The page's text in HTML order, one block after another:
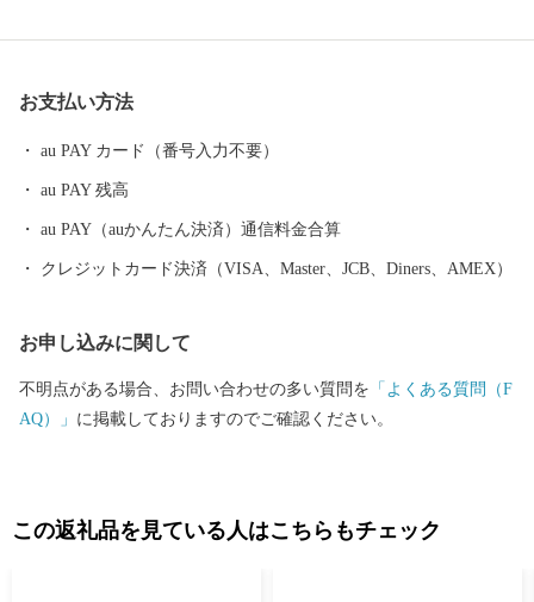
の優れた技術が多く伝えられています。さらに、岩手県内唯一の
花巻空港があり、東北新幹線新花巻駅や東北自動車道、東北横断
網の結節点という極めて恵まれた拠点性を有しています。
お支払い方法
au PAY カード（番号入力不要）
au PAY 残高
au PAY（auかんたん決済）通信料金合算
クレジットカード決済（VISA、Master、JCB、Diners、AMEX）
お申し込みに関して
不明点がある場合、お問い合わせの多い質問を 「よくある質問（F
AQ）」 に掲載しておりますのでご確認ください。
この返礼品を見ている人はこちらもチェック